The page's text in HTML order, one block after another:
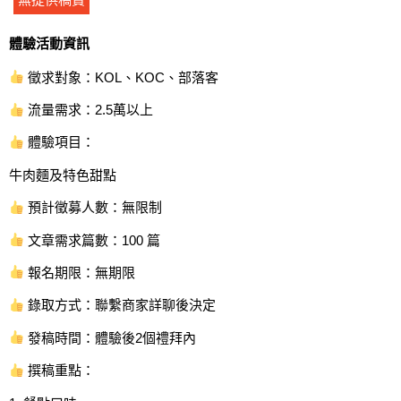
體驗活動資訊
徵求對象：KOL、KOC、部落客
流量需求：2.5萬以上
體驗項目：
牛肉麵及特色甜點
預計徵募人數：無限制
文章需求篇數：100 篇
報名期限：無期限
錄取方式：聯繫商家詳聊後決定
發稿時間：體驗後2個禮拜內
撰稿重點：